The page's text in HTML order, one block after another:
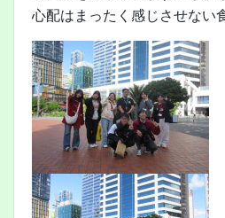
心配はまったく感じさせない